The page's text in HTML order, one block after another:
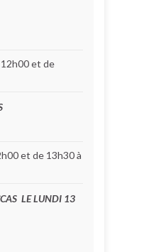
et de
et de 13h30 à
LE LUNDI 13